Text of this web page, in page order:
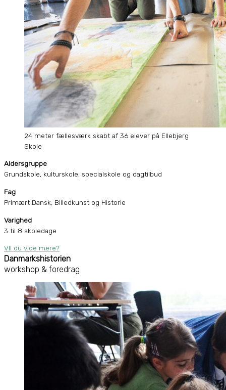
24 meter fællesværk skabt af 36 elever på Ellebjerg
Skole
Aldersgruppe
Grundskole, kulturskole, specialskole og dagtilbud
Fag
Primært Dansk, Billedkunst og Historie
Varighed
3 til 8 skoledage
VIl du vide mere?
Danmarkshistorien
workshop & foredrag